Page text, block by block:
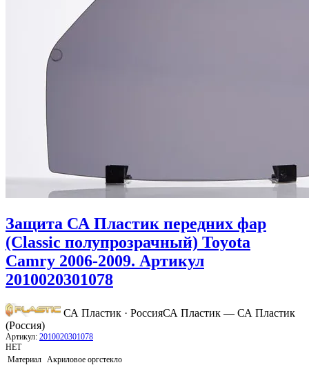
Защита СА Пластик передних фар
(Classic полупрозрачный) Toyota
Camry 2006-2009. Артикул
2010020301078
СА Пластик · РоссияСА Пластик — СА Пластик
(Россия)
Артикул: 2010020301078
НЕТ
Материал Акриловое оргстекло